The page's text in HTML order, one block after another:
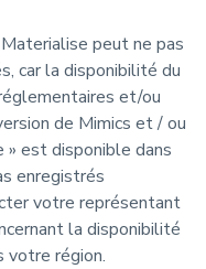
peut ne pas
car la disponibilité du
et/ou
de Mimics et / ou
» est disponible dans
enregistrés
votre représentant
la disponibilité
votre région.